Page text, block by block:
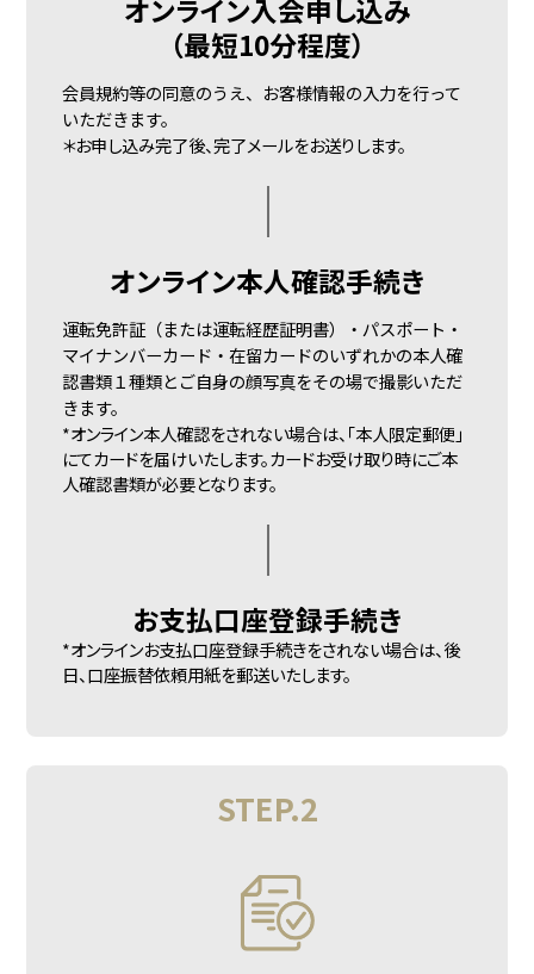
オンライン入会申し込み
（最短10分程度）
会員規約等の同意のうえ、お客様情報の入力を行って
いただきます。
＊お申し込み完了後、完了メールをお送りします。
オンライン本人確認手続き
運転免許証（または運転経歴証明書）・パスポート・
マイナンバーカード・在留カードのいずれかの本人確
認書類１種類とご自身の顔写真をその場で撮影いただ
きます。
*オンライン本人確認をされない場合は、「本人限定郵便」
にてカードを届けいたします。カードお受け取り時にご本
人確認書類が必要となります。
お支払口座登録手続き
*オンラインお支払口座登録手続きをされない場合は、後
日、口座振替依頼用紙を郵送いたします。
STEP.2